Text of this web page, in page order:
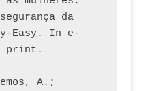
da
Easy. In e-
print.
A.;